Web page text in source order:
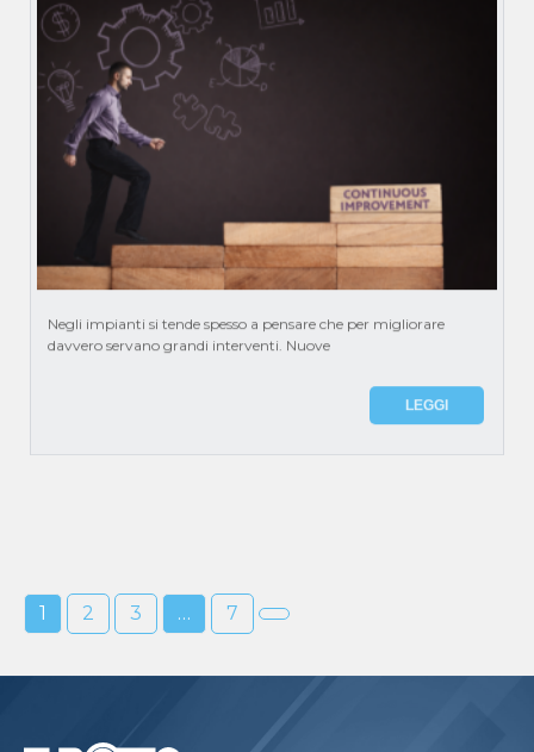
Negli impianti si tende spesso a pensare che per migliorare
davvero servano grandi interventi. Nuove
LEGGI
1 2 3 … 7